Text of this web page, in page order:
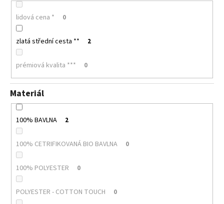
lidová cena * 0
zlatá střední cesta ** 2
prémiová kvalita *** 0
Materiál
100% BAVLNA 2
100% CETRIFIKOVANÁ BIO BAVLNA 0
100% POLYESTER 0
POLYESTER - COTTON TOUCH 0